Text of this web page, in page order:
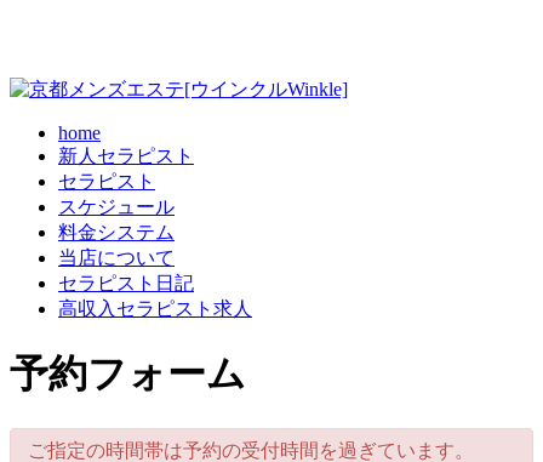
home
新人セラピスト
セラピスト
スケジュール
料金システム
当店について
セラピスト日記
高収入セラピスト求人
予約フォーム
ご指定の時間帯は予約の受付時間を過ぎています。